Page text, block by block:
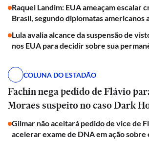
Raquel Landim: EUA ameaçam escalar
Brasil, segundo diplomatas americanos
Lula avalia alcance da suspensão de
nos EUA para decidir sobre sua
COLUNA DO ESTADÃO
Fachin nega pedido de Flávio
Moraes suspeito no caso Dark
Gilmar não aceitará pedido de vice de
acelerar exame de DNA em ação